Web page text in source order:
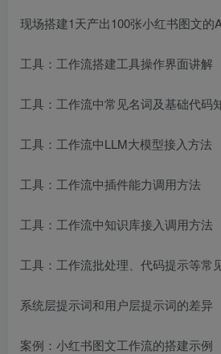
现场搭建1天产出100张小红书图文的
工具：工作流搭建工具操作界面讲解
工具：工作流中常见名词及基础代码
工具：工作流中LLM大模型接入方法
工具：工作流中插件能力调用方法
工具：工作流中知识库接入调用方法
工具：工作流批处理、代码提示等常
系统层提示词和用户层提示词的差异
案例：小红书图文工作流的搭建示例